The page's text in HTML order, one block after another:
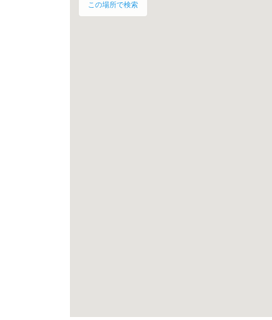
この場所で検索